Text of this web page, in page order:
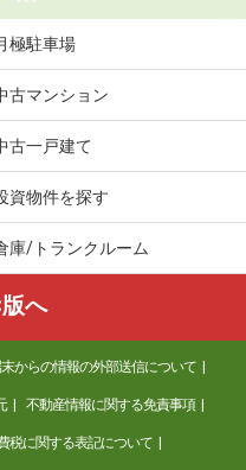
極駐車場
古マンション
古一戸建て
資物件を探す
庫/トランクルーム
へ
からの情報の外部送信について
不動産情報に関する免責事項
税に関する表記について